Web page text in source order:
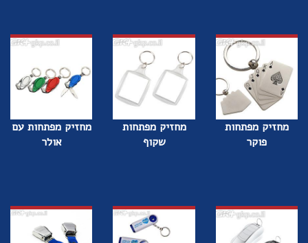
מחזיק מפתחות
פוקר
מחזיק מפתחות
שקוף
מחזיק מפתחות עם
אולר